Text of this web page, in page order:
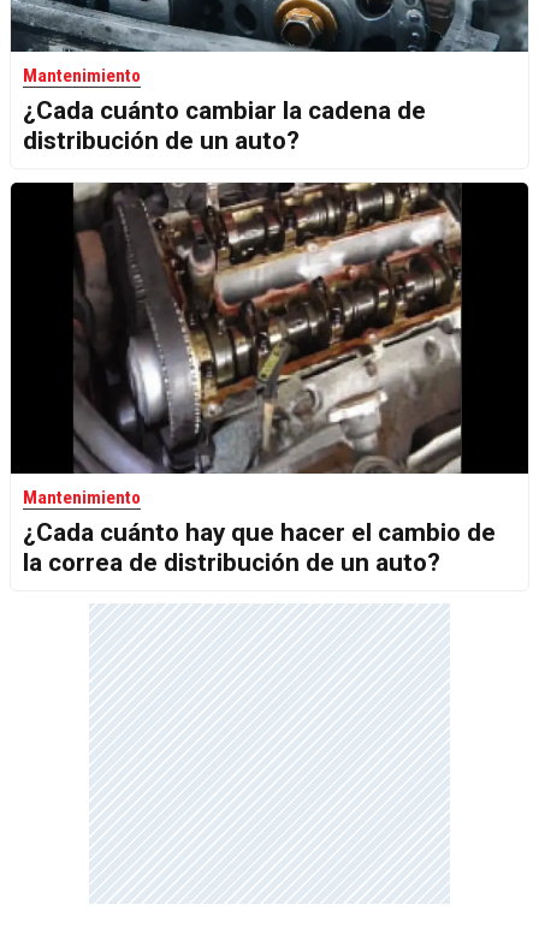
Mantenimiento
¿Cada cuánto cambiar la cadena de
distribución de un auto?
Mantenimiento
¿Cada cuánto hay que hacer el cambio de
la correa de distribución de un auto?